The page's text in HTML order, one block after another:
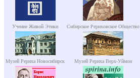
Учение Живой Этики Сибирское Рериховское Общество
Музей Рериха Новосибирск Музей Рериха Верх-Уймон